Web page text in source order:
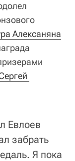
Алексаняна
Евлоев
забрать
Я пока